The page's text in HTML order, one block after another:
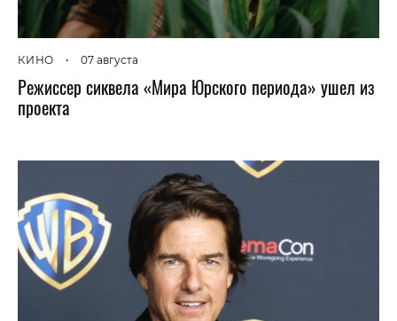
КИНО • 07 августа
Режиссер сиквела «Мира Юрского периода» ушел из
проекта